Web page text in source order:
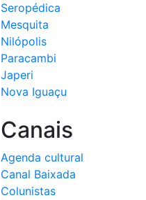
Seropédica
Mesquita
Nilópolis
Paracambi
Japeri
Nova Iguaçu
Canais
Agenda cultural
Canal Baixada
Colunistas